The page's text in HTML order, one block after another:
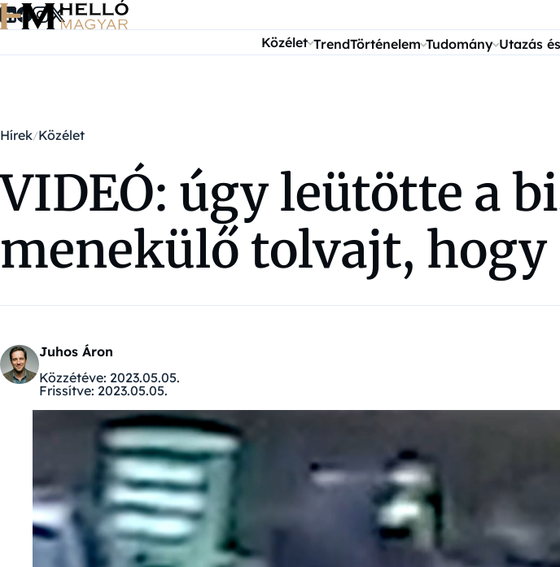
Ugrás a tartalomra
Közélet TrendTörténelem Tudomány Utazás
Hírek Közélet
VIDEÓ: úgy leütötte a
menekülő tolvajt,
Juhos Áron
Közzétéve: 2023.05.05.
Frissítve: 2023.05.05.